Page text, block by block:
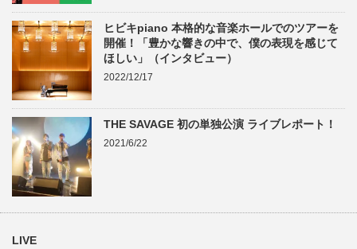
ヒビキpiano 本格的な音楽ホールでのツアーを
開催！「豊かな響きの中で、僕の表現を感じて
ほしい」（インタビュー）
2022/12/17
THE SAVAGE 初の単独公演 ライブレポート！
2021/6/22
LIVE